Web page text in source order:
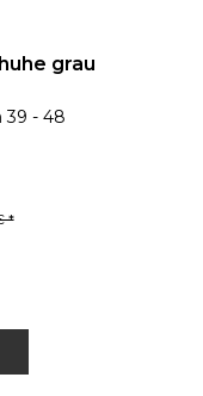
grau
39 - 48
*